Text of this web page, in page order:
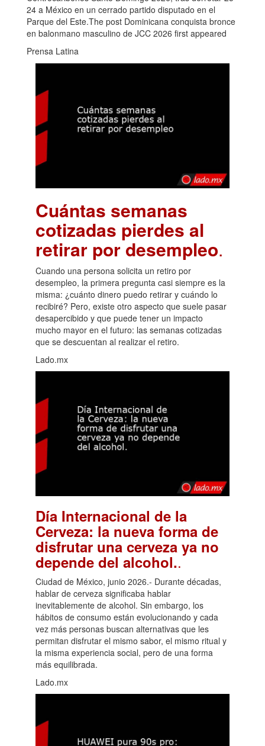
24 a México en un cerrado partido disputado en el
Parque del Este.The post Dominicana conquista bronce
en balonmano masculino de JCC 2026 first appeared
Prensa Latina
Cuántas semanas
cotizadas pierdes al
retirar por desempleo.
Cuando una persona solicita un retiro por
desempleo, la primera pregunta casi siempre es la
misma: ¿cuánto dinero puedo retirar y cuándo lo
recibiré? Pero, existe otro aspecto que suele pasar
desapercibido y que puede tener un impacto
mucho mayor en el futuro: las semanas cotizadas
que se descuentan al realizar el retiro.
Lado.mx
Día Internacional de la
Cerveza: la nueva forma de
disfrutar una cerveza ya no
depende del alcohol..
Ciudad de México, junio 2026.- Durante décadas,
hablar de cerveza significaba hablar
inevitablemente de alcohol. Sin embargo, los
hábitos de consumo están evolucionando y cada
vez más personas buscan alternativas que les
permitan disfrutar el mismo sabor, el mismo ritual y
la misma experiencia social, pero de una forma
más equilibrada.
Lado.mx